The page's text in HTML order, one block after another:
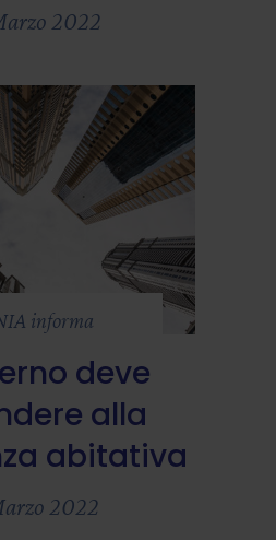
2022
informa
deve
alla
abitativa
2022